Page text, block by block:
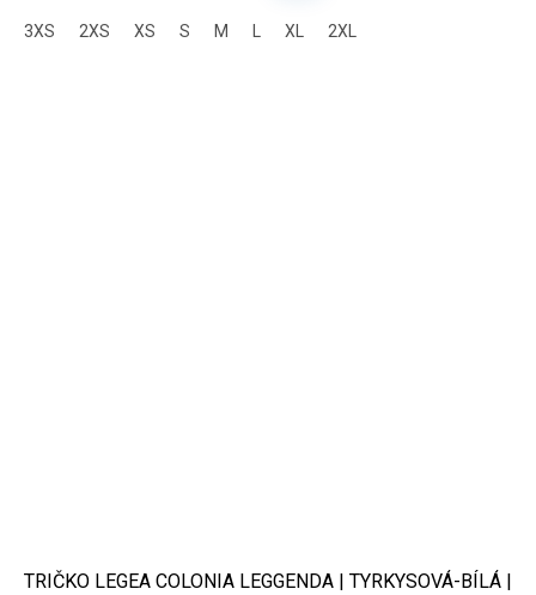
3XS 2XS XS S M XL 2XL
TRIČKO LEGEA COLONIA LEGGENDA | TYRKYSOVÁ-BÍLÁ |